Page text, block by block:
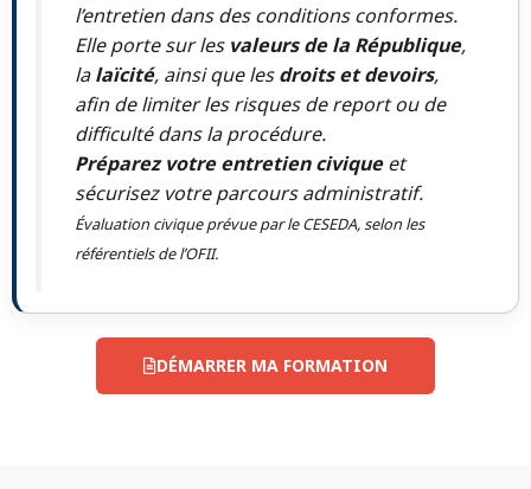
l’entretien dans des conditions conformes.
Elle porte sur les valeurs de la République,
lalaïcité, ainsi que lesdroits et devoirs,
afin de limiter les risques de report ou de
difficulté dans la procédure.
Préparez votre entretien civiqueet
sécurisez votre parcours administratif.
Évaluation civique prévue par le CESEDA, selon les
référentiels de l’OFII.
DÉMARRER MA FORMATION